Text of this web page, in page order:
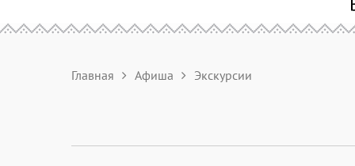
Главная Афиша Экскурсии